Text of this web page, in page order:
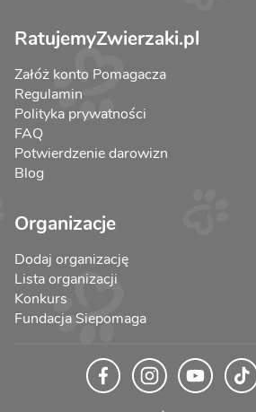
RatujemyZwierzaki.pl
Załóż konto Pomagacza
Regulamin
Polityka prywatności
FAQ
Potwierdzenie darowizn
Blog
Organizacje
Dodaj organizację
Lista organizacji
Konkurs
Fundacja Siepomaga